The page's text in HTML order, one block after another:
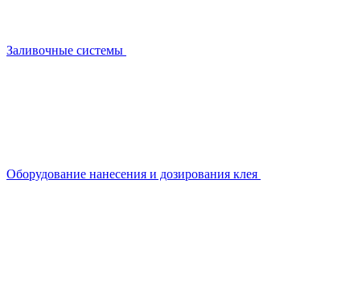
Заливочные системы
Оборудование нанесения и дозирования клея